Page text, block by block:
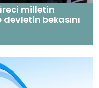
milletin
bekasını